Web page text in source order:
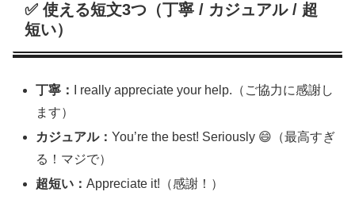
✅ 使える短文3つ（丁寧 / カジュアル / 超
短い）
丁寧：
I really appreciate your help.（ご協力に感謝し
ます）
カジュアル：You’re the best! Seriously 😄（最高すぎ
る！マジで）
超短い：Appreciate it!（感謝！）